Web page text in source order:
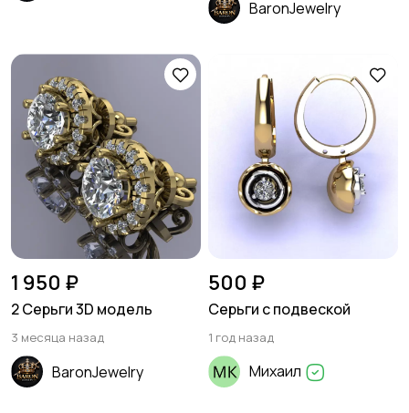
BaronJewelry
1 950 ₽
2 Серьги 3D модель
3 месяца назад
BaronJewelry
500 ₽
Серьги с подвеской
1 год назад
Михаил